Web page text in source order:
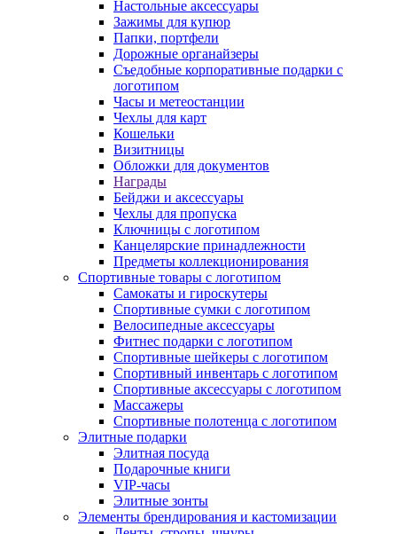
Настольные аксессуары
Зажимы для купюр
Папки, портфели
Дорожные органайзеры
Съедобные корпоративные подарки с
логотипом
Часы и метеостанции
Чехлы для карт
Кошельки
Визитницы
Обложки для документов
Награды
Бейджи и аксессуары
Чехлы для пропуска
Ключницы с логотипом
Канцелярские принадлежности
Предметы коллекционирования
Спортивные товары с логотипом
Самокаты и гироскутеры
Спортивные сумки с логотипом
Велосипедные аксессуары
Фитнес подарки с логотипом
Спортивные шейкеры с логотипом
Спортивный инвентарь с логотипом
Спортивные аксессуары с логотипом
Массажеры
Спортивные полотенца с логотипом
Элитные подарки
Элитная посуда
Подарочные книги
VIP-часы
Элитные зонты
Элементы брендирования и кастомизации